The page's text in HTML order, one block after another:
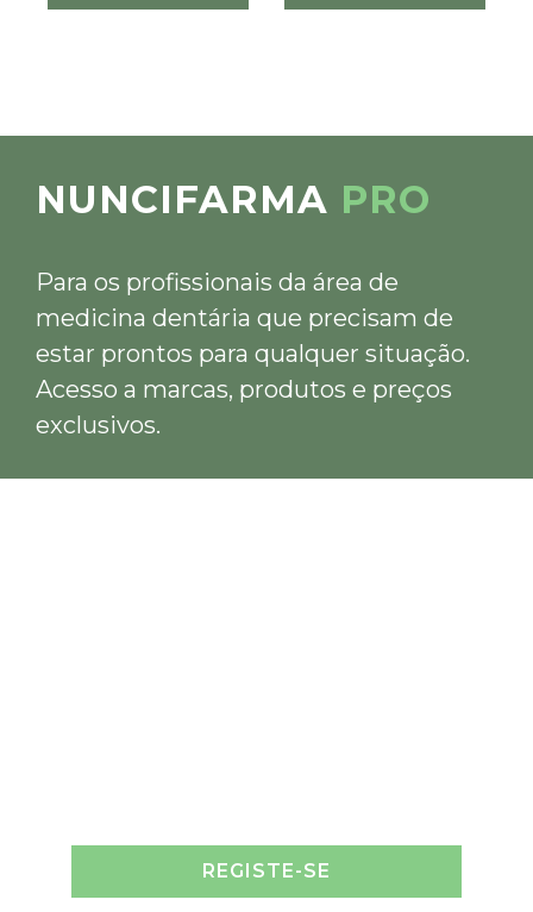
NUNCIFARMA PRO
Para os profissionais da área de
medicina dentária que precisam de
estar prontos para qualquer situação.
Acesso a marcas, produtos e preços
exclusivos.
REGISTE-SE